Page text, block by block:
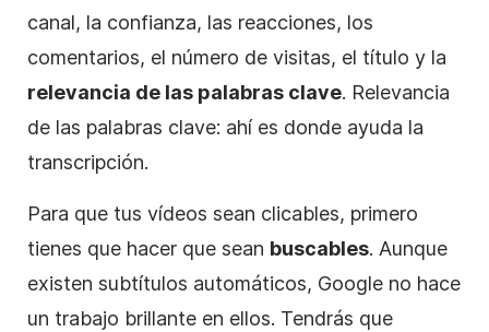
canal, la confianza, las reacciones, los
comentarios, el número de visitas, el título y la
relevancia de las palabras clave. Relevancia
de las palabras clave: ahí es donde ayuda la
transcripción.
Para que tus vídeos sean clicables, primero
tienes que hacer que sean buscables. Aunque
existen subtítulos automáticos, Google no hace
un trabajo brillante en ellos. Tendrás que